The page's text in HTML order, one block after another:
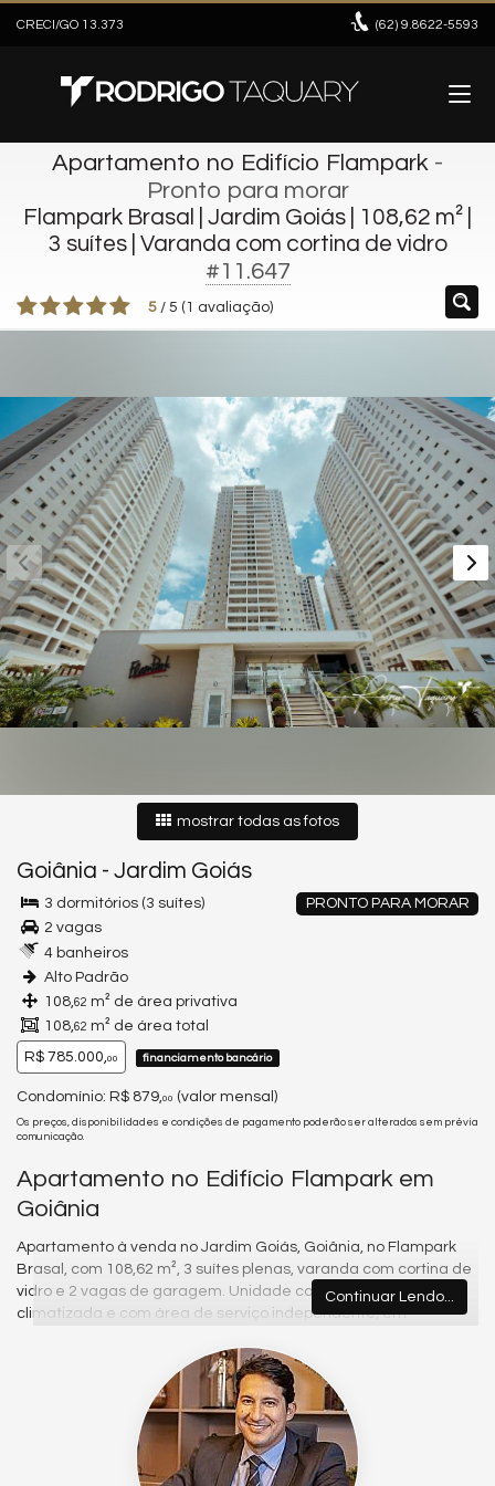
CRECI/GO 13.373 (62) 9.8622-5593
Apartamento no Edifício Flampark -
Pronto para morar
Flampark Brasal | Jardim Goiás | 108,62 m² |
3 suítes | Varanda com cortina de vidro
#11.647
5 / 5 ( 1 avaliação)
mostrar todas as fotos
Goiânia - Jardim Goiás
PRONTO PARA MORAR
3 dormitórios (3 suítes)
2 vagas
4 banheiros
Alto Padrão
108,62 m² de área privativa
108,62 m² de área total
R$ 785.000,00 financiamento bancário
Condomínio: R$ 879, 00 (valor mensal)
Os preços, disponibilidades e condições de pagamento poderão ser alterados sem prévia
comunicação.
Apartamento no Edifício Flampark em
Goiânia
Apartamento à venda no Jardim Goiás, Goiânia, no Flampark
Brasal, com 108,62 m², 3 suítes plenas, varanda com cortina de
vidro e 2 vagas de garagem. Unidade completa em armários,
climatizada e com área de serviço independente, em
Planta ampla e funcional, com sala integrada à varanda
equipada com bancada e pia. Os ambientes contam com ar-
condicionado e marcenaria planejada, proporcionando conforto
e praticidade para a rotina.
Continuar Lendo...